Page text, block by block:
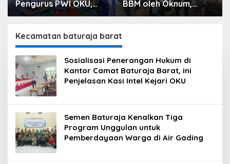
Pengurus PWI OKU,
Kapolres OKU
Baik Media dan Polri
BBM oleh Oknum,
Kapolres Sebut
Kecamatan baturaja barat
Sosialisasi Penerangan Hukum di
Kantor Camat Baturaja Barat, ini
Penjelasan Kasi Intel Kejari OKU
Semen Baturaja Kenalkan Tiga
Program Unggulan untuk
Pemberdayaan Warga di Air Gading